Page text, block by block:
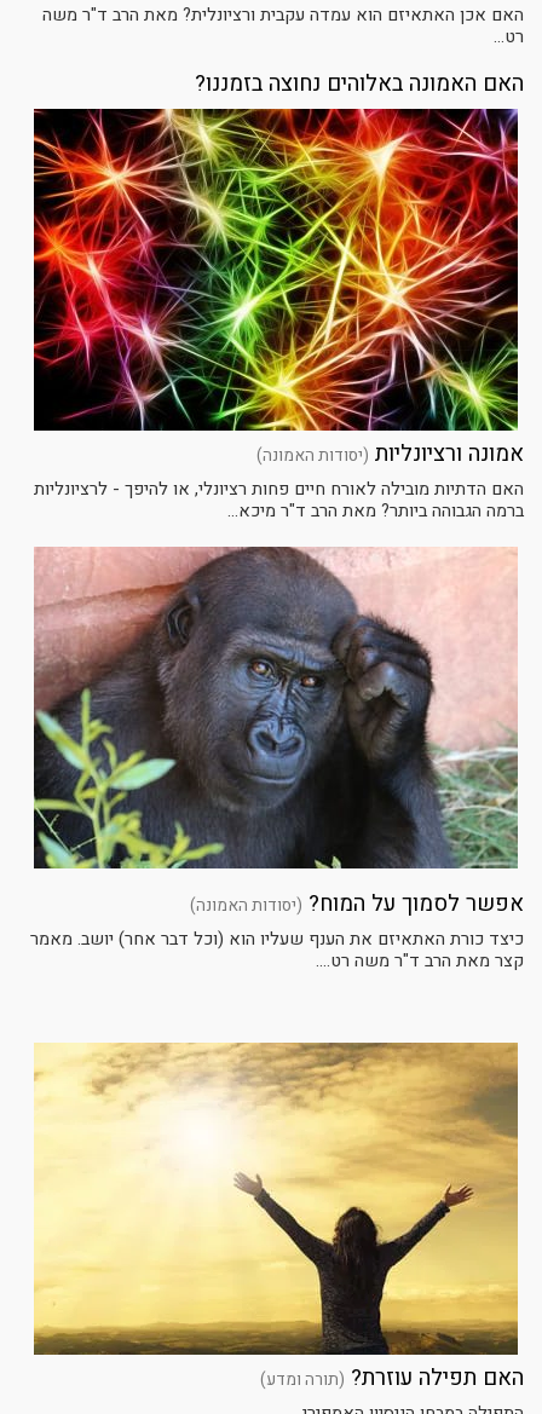
האם אכן האתאיזם הוא עמדה עקבית ורציונלית? מאת הרב ד"ר משה
רט...
האם האמונה באלוהים נחוצה בזמננו?
אמונה ורציונליות (יסודות האמונה)
האם הדתיות מובילה לאורח חיים פחות רציונלי, או להיפך - לרציונליות
ברמה הגבוהה ביותר? מאת הרב ד"ר מיכא...
אפשר לסמוך על המוח? (יסודות האמונה)
כיצד כורת האתאיזם את הענף שעליו הוא (וכל דבר אחר) יושב. מאמר
קצר מאת הרב ד"ר משה רט....
האם תפילה עוזרת? (תורה ומדע)